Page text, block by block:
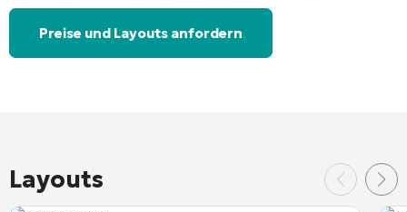
Preise und Layouts anfordern
Layouts